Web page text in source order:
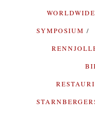
SYMPOSIUM